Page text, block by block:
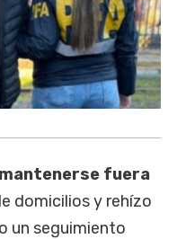
fuera
domicilios y rehízo
un seguimiento